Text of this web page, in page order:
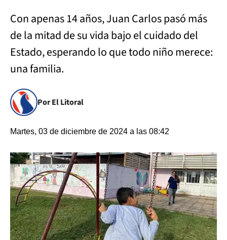
Con apenas 14 años, Juan Carlos pasó más
de la mitad de su vida bajo el cuidado del
Estado, esperando lo que todo niño merece:
una familia.
Por El Litoral
Martes, 03 de diciembre de 2024 a las 08:42